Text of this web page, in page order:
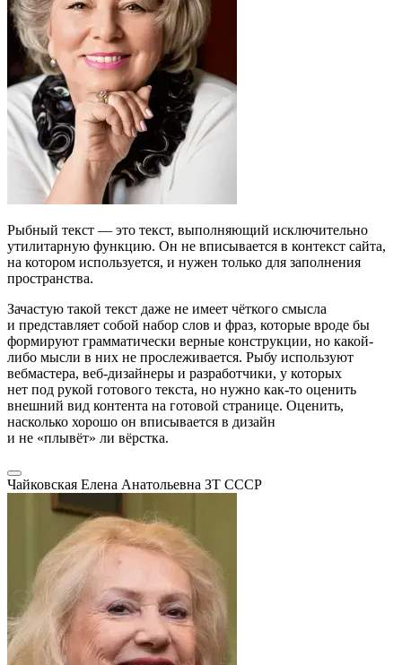
Рыбный текст — это текст, выполняющий исключительно
утилитарную функцию. Он не вписывается в контекст сайта,
на котором используется, и нужен только для заполнения
пространства.
Зачастую такой текст даже не имеет чёткого смысла
и представляет собой набор слов и фраз, которые вроде бы
формируют грамматически верные конструкции, но какой-
либо мысли в них не прослеживается. Рыбу используют
вебмастера, веб-дизайнеры и разработчики, у которых
нет под рукой готового текста, но нужно как-то оценить
внешний вид контента на готовой странице. Оценить,
насколько хорошо он вписывается в дизайн
и не «плывёт» ли вёрстка.
Чайковская Елена Анатольевна ЗТ СССР